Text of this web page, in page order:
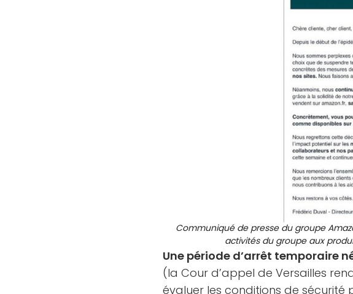
Communiqué de presse du groupe
activités du groupe aux
Une période d’arrêt temporaire
(la Cour d’appel de Versailles
évaluer les conditions de sécurité